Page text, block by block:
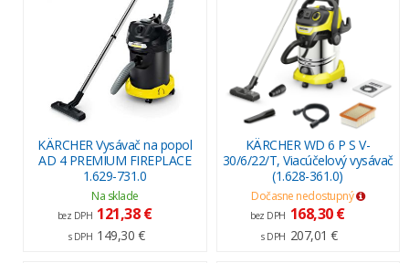
KÄRCHER Vysávač na popol
AD 4 PREMIUM FIREPLACE
1.629-731.0
Na sklade
bez DPH 121,38 €
s DPH 149,30 €
KÄRCHER WD 6 P S V-
30/6/22/T, Viacúčelový vysávač
(1.628-361.0)
Dočasne nedostupný
bez DPH 168,30 €
s DPH 207,01 €